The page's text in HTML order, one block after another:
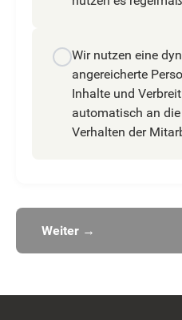
Wir nutzen eine
angereicherte
Inhalte und
automatisch an
Verhalten der
Weiter →